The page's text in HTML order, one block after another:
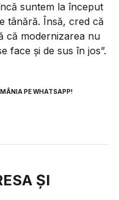
suntem la început
tânără. Însă, cred că
că modernizarea nu
face și de sus în jos”.
PE WHATSAPP!
ȘI